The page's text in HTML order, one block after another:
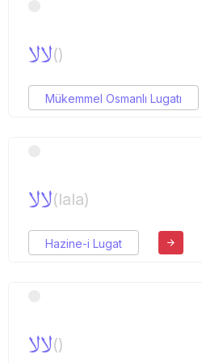
لالا()
Mükemmel Osmanlı Lugatı
لالا(lala)
Hazine-i Lugat
لالا()